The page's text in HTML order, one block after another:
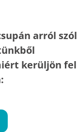
arról
kerüljön fel